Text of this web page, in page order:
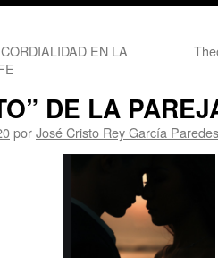
EN LA
DE LA
porJosé Cristo Rey García Paredes